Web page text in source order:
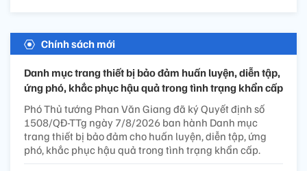
Chính sách mới
Danh mục trang thiết bị bảo đảm huấn luyện, diễn tập,
ứng phó, khắc phục hậu quả trong tình trạng khẩn cấp
Phó Thủ tướng Phan Văn Giang đã ký Quyết định số
1508/QĐ-TTg ngày 7/8/2026 ban hành Danh mục
trang thiết bị bảo đảm cho huấn luyện, diễn tập, ứng
phó, khắc phục hậu quả trong tình trạng khẩn cấp.